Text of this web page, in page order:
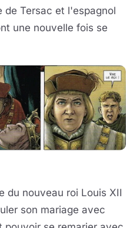
de Tersac et l'espagnol
une nouvelle fois se
du nouveau roi Louis XII
son mariage avec